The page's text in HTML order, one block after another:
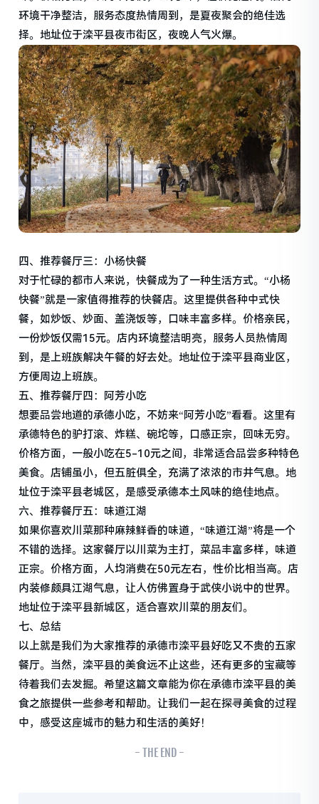
环境干净整洁，服务态度热情周到，是夏夜聚会的绝佳选
择。地址位于滦平县夜市街区，夜晚人气火爆。
四、推荐餐厅三：小杨快餐
对于忙碌的都市人来说，快餐成为了一种生活方式。“小杨
快餐”就是一家值得推荐的快餐店。这里提供各种中式快
餐，如炒饭、炒面、盖浇饭等，口味丰富多样。价格亲民，
一份炒饭仅需15元。店内环境整洁明亮，服务人员热情周
到，是上班族解决午餐的好去处。地址位于滦平县商业区，
方便周边上班族。
五、推荐餐厅四：阿芳小吃
想要品尝地道的承德小吃，不妨来“阿芳小吃”看看。这里有
承德特色的驴打滚、炸糕、碗坨等，口感正宗，回味无穷。
价格方面，一般小吃在5-10元之间，非常适合品尝多种特色
美食。店铺虽小，但五脏俱全，充满了浓浓的市井气息。地
址位于滦平县老城区，是感受承德本土风味的绝佳地点。
六、推荐餐厅五：味道江湖
如果你喜欢川菜那种麻辣鲜香的味道，“味道江湖”将是一个
不错的选择。这家餐厅以川菜为主打，菜品丰富多样，味道
正宗。价格方面，人均消费在50元左右，性价比相当高。店
内装修颇具江湖气息，让人仿佛置身于武侠小说中的世界。
地址位于滦平县新城区，适合喜欢川菜的朋友们。
七、总结
以上就是我们为大家推荐的承德市滦平县好吃又不贵的五家
餐厅。当然，滦平县的美食远不止这些，还有更多的宝藏等
待着我们去发掘。希望这篇文章能为你在承德市滦平县的美
食之旅提供一些参考和帮助。让我们一起在探寻美食的过程
中，感受这座城市的魅力和生活的美好！
- THE END -